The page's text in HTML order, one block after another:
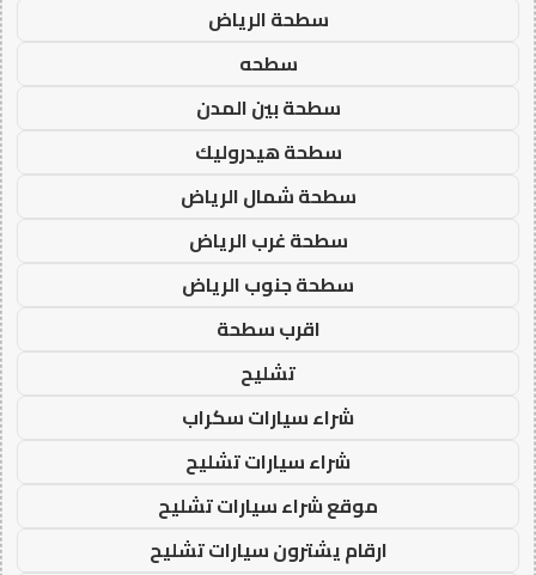
سطحة الرياض
سطحه
سطحة بين المدن
سطحة هيدروليك
سطحة شمال الرياض
سطحة غرب الرياض
سطحة جنوب الرياض
اقرب سطحة
تشليح
شراء سيارات سكراب
شراء سيارات تشليح
موقع شراء سيارات تشليح
ارقام يشترون سيارات تشليح